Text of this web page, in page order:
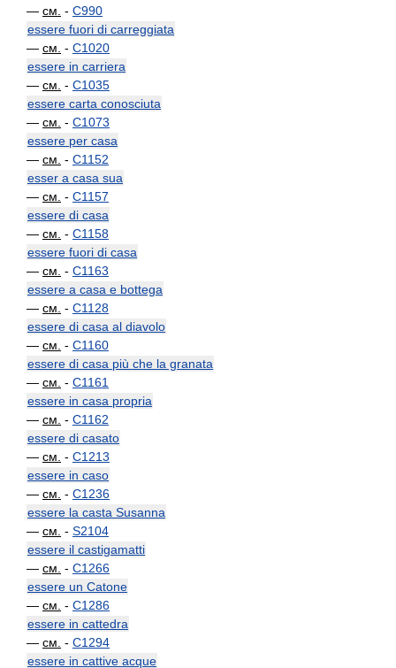
— см. - C990
essere fuori di carreggiata
— см. - C1020
essere in carriera
— см. - C1035
essere carta conosciuta
— см. - C1073
essere per casa
— см. - C1152
esser a casa sua
— см. - C1157
essere di casa
— см. - C1158
essere fuori di casa
— см. - C1163
essere a casa e bottega
— см. - C1128
essere di casa al diavolo
— см. - C1160
essere di casa più che la granata
— см. - C1161
essere in casa propria
— см. - C1162
essere di casato
— см. - C1213
essere in caso
— см. - C1236
essere la casta Susanna
— см. - S2104
essere il castigamatti
— см. - C1266
essere un Catone
— см. - C1286
essere in cattedra
— см. - C1294
essere in cattive acque